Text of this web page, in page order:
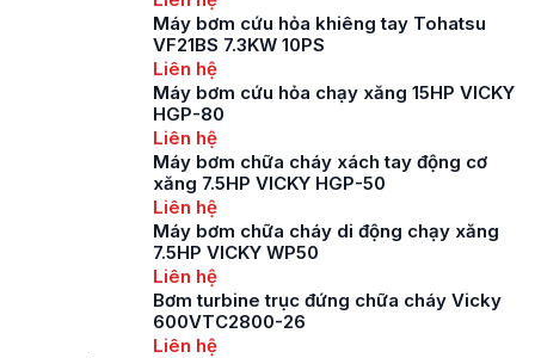
Máy bơm cứu hỏa khiêng tay Tohatsu
VF21BS 7.3KW 10PS
Liên hệ
Máy bơm cứu hỏa chạy xăng 15HP VICKY
HGP-80
Liên hệ
Máy bơm chữa cháy xách tay động cơ
xăng 7.5HP VICKY HGP-50
Liên hệ
Máy bơm chữa cháy di động chạy xăng
7.5HP VICKY WP50
Liên hệ
Bơm turbine trục đứng chữa cháy Vicky
600VTC2800-26
Liên hệ